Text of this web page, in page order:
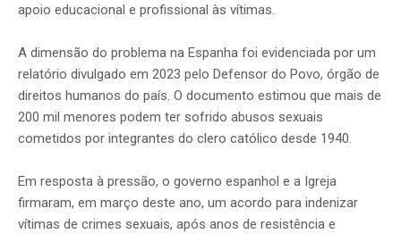
apoio educacional e profissional às vítimas.
A dimensão do problema na Espanha foi evidenciada por um
relatório divulgado em 2023 pelo Defensor do Povo, órgão de
direitos humanos do país. O documento estimou que mais de
200 mil menores podem ter sofrido abusos sexuais
cometidos por integrantes do clero católico desde 1940.
Em resposta à pressão, o governo espanhol e a Igreja
firmaram, em março deste ano, um acordo para indenizar
vítimas de crimes sexuais, após anos de resistência e